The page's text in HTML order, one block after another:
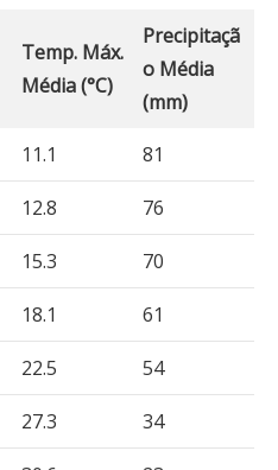
Temp. Máx.
Média (°C)
Precipitaçã
o Média
(mm)
11.1 81
12.8 76
15.3 70
18.1 61
22.5 54
27.3 34